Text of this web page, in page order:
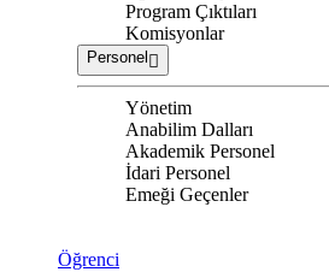
Program Çıktıları
Komisyonlar
Personel
Yönetim
Anabilim Dalları
Akademik Personel
İdari Personel
Emeği Geçenler
Öğrenci